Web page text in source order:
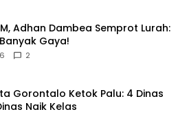
Adhan Dambea Semprot Lurah:
Gaya!‎
2
Gorontalo Ketok Palu: 4 Dinas
Naik Kelas